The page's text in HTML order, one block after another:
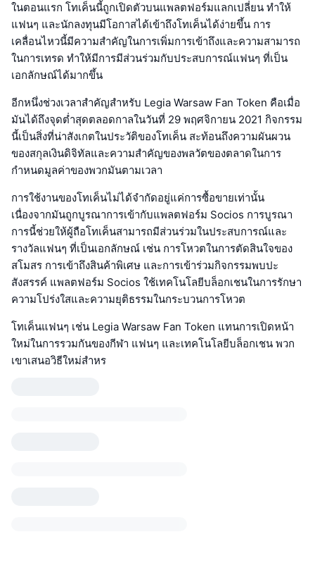
ในตอนแรก โทเค็นนี้ถูกเปิดตัวบนแพลตฟอร์มแลกเปลี่ยน ทำให้
แฟนๆ และนักลงทุนมีโอกาสได้เข้าถึงโทเค็นได้ง่ายขึ้น การ
เคลื่อนไหวนี้มีความสำคัญในการเพิ่มการเข้าถึงและความสามารถ
ในการเทรด ทำให้มีการมีส่วนร่วมกับประสบการณ์แฟนๆ ที่เป็น
เอกลักษณ์ได้มากขึ้น
อีกหนึ่งช่วงเวลาสำคัญสำหรับ Legia Warsaw Fan Token คือเมื่อ
มันได้ถึงจุดต่ำสุดตลอดกาลในวันที่ 29 พฤศจิกายน 2021 กิจกรรม
นี้เป็นสิ่งที่น่าสังเกตในประวัติของโทเค็น สะท้อนถึงความผันผวน
ของสกุลเงินดิจิทัลและความสำคัญของพลวัตของตลาดในการ
กำหนดมูลค่าของพวกมันตามเวลา
การใช้งานของโทเค็นไม่ได้จำกัดอยู่แค่การซื้อขายเท่านั้น
เนื่องจากมันถูกบูรณาการเข้ากับแพลตฟอร์ม Socios การบูรณา
การนี้ช่วยให้ผู้ถือโทเค็นสามารถมีส่วนร่วมในประสบการณ์และ
รางวัลแฟนๆ ที่เป็นเอกลักษณ์ เช่น การโหวตในการตัดสินใจของ
สโมสร การเข้าถึงสินค้าพิเศษ และการเข้าร่วมกิจกรรมพบปะ
สังสรรค์ แพลตฟอร์ม Socios ใช้เทคโนโลยีบล็อกเชนในการรักษา
ความโปร่งใสและความยุติธรรมในกระบวนการโหวต
โทเค็นแฟนๆ เช่น Legia Warsaw Fan Token แทนการเปิดหน้า
ใหม่ในการรวมกันของกีฬา แฟนๆ และเทคโนโลยีบล็อกเชน พวก
เขาเสนอวิธีใหม่สำหร